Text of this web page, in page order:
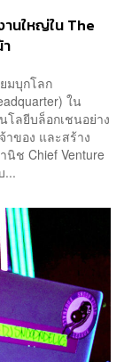
านใหญ่ใน The
มบุกโลก
ใน
ลยีบล็อกเชนอย่าง
าของ และสร้าง
ช Chief Venture
...